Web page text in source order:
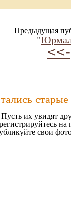
Предыдущая
"
<<-
Пусть их увидят
на
свои